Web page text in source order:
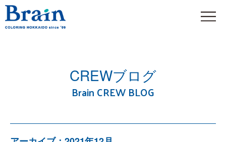
CREWブログ
Brain CREW BLOG